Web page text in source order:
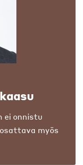
ei onnistu
myös